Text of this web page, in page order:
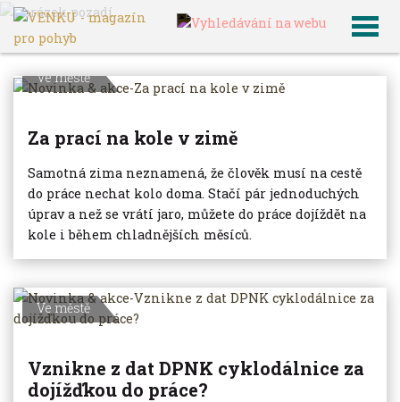
VENKU Archiv článků
Ve městě
Za prací na kole v zimě
Samotná zima neznamená, že člověk musí na cestě
do práce nechat kolo doma. Stačí pár jednoduchých
úprav a než se vrátí jaro, můžete do práce dojíždět na
kole i během chladnějších měsíců.
Ve městě
Vznikne z dat DPNK cyklodálnice za
dojížďkou do práce?